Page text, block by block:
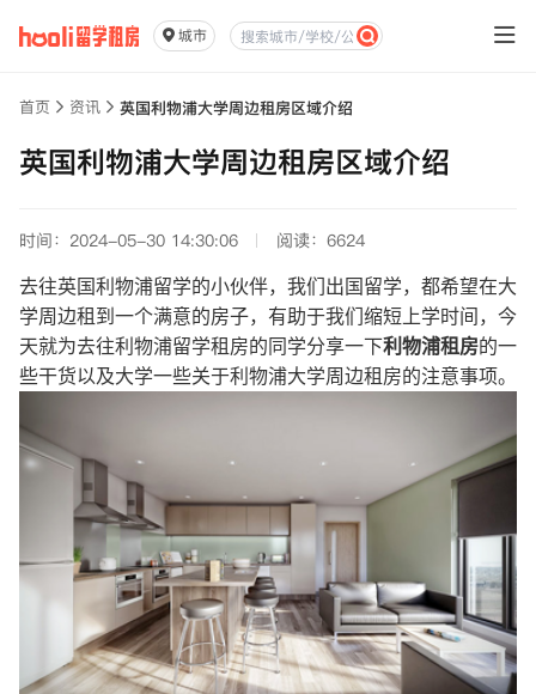
城市
首页 资讯 英国利物浦大学周边租房区域介绍
英国利物浦大学周边租房区域介绍
时间：2024-05-30 14:30:06 阅读：6624
去往英国利物浦留学的小伙伴，我们出国留学，都希望在大
学周边租到一个满意的房子，有助于我们缩短上学时间，今
天就为去往利物浦留学租房的同学分享一下利物浦租房的一
些干货以及大学一些关于利物浦大学周边租房的注意事项。